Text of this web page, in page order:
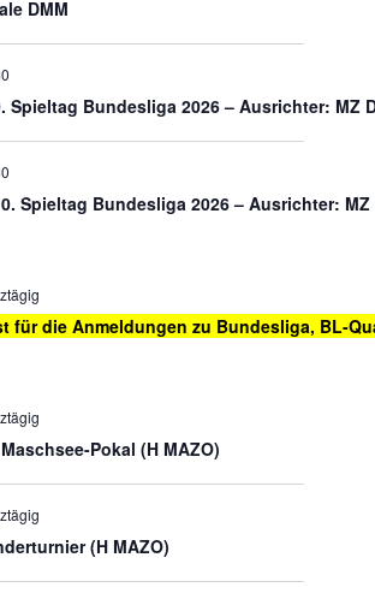
DMM
Spieltag Bundesliga 2026 – Ausrichter: MZ
Spieltag Bundesliga 2026 – Ausrichter: MZ
für die Anmeldungen zu Bundesliga, BL-
Pokal (H MAZO)
(H MAZO)